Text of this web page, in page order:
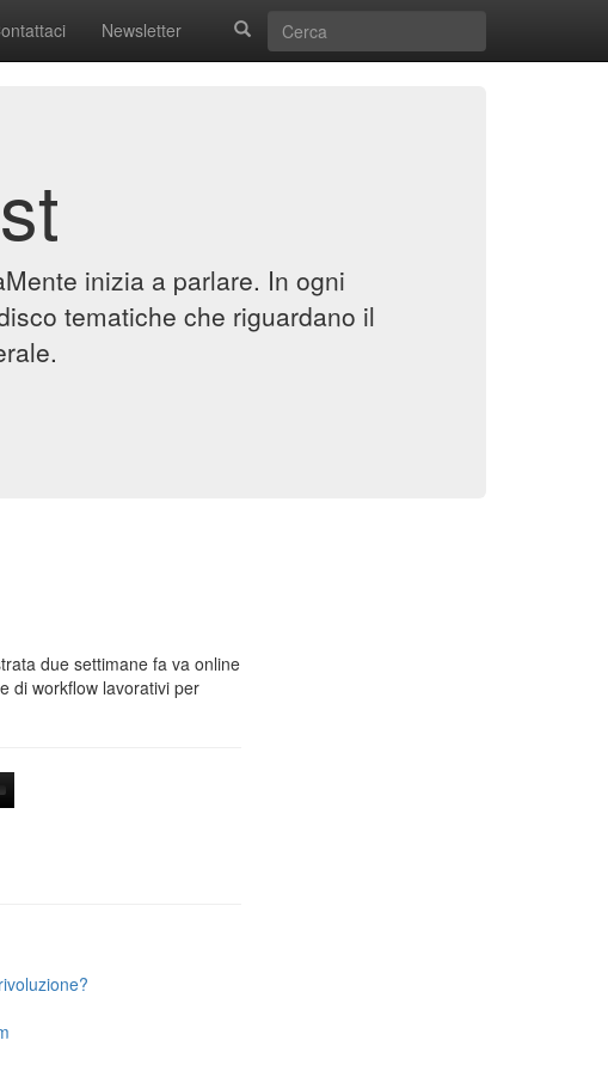
Newsletter
inizia a parlare. In ogni
tematiche che riguardano il
due settimane fa va online
di workflow lavorativi per